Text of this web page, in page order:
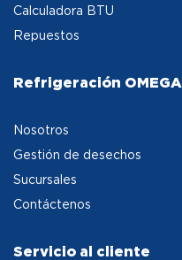
Calculadora BTU
Repuestos
Refrigeración OMEGA
Nosotros
Gestión de desechos
Sucursales
Contáctenos
Servicio al cliente